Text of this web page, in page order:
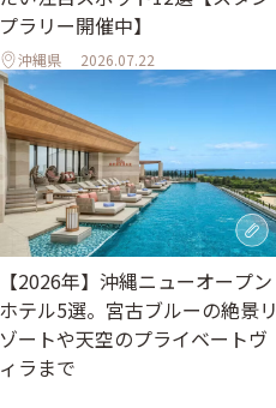
プラリー開催中】
沖縄県 2026.07.22
【2026年】沖縄ニューオープン
ホテル5選。宮古ブルーの絶景リ
ゾートや天空のプライベートヴ
ィラまで